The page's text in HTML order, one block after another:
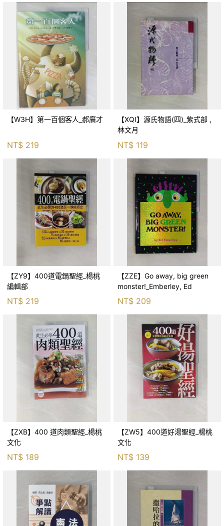
【W3H】第一百個客人_郝廣才
NT$ 219
【XQI】源氏物語(四)_紫式部 ,
林文月
NT$ 119
【ZY9】400道電鍋聖經_楊桃
編輯部
NT$ 219
【ZZE】Go away, big green
monster!_Emberley, Ed
NT$ 209
【ZXB】400 道肉類聖經_楊桃
文化
NT$ 189
【ZW5】400道好湯聖經_楊桃
文化
NT$ 139